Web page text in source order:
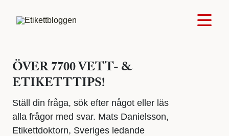
ÖVER 7700 VETT- &
ETIKETTTIPS!
Ställ din fråga, sök efter något eller läs
alla frågor med svar. Mats Danielsson,
Etikettdoktorn, Sveriges ledande